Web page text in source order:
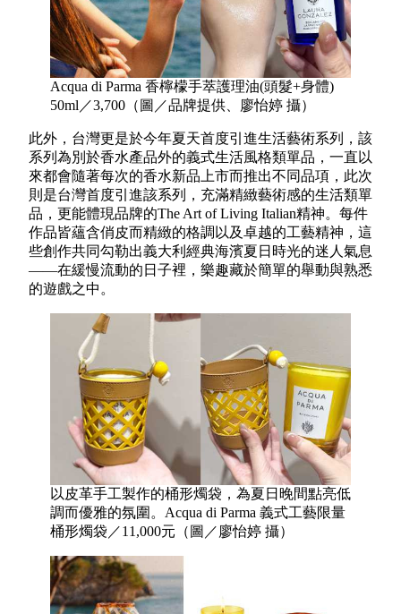
Acqua di Parma 香檸檬手萃護理油(頭髮+身體)
50ml／3,700（圖／品牌提供、廖怡婷 攝）
此外，台灣更是於今年夏天首度引進生活藝術系列，該
系列為別於香水產品外的義式生活風格類單品，一直以
來都會隨著每次的香水新品上市而推出不同品項，此次
則是台灣首度引進該系列，充滿精緻藝術感的生活類單
品，更能體現品牌的The Art of Living Italian精神。每件
作品皆蘊含俏皮而精緻的格調以及卓越的工藝精神，這
些創作共同勾勒出義大利經典海濱夏日時光的迷人氣息
——在緩慢流動的日子裡，樂趣藏於簡單的舉動與熟悉
的遊戲之中。
以皮革手工製作的桶形燭袋，為夏日晚間點亮低
調而優雅的氛圍。Acqua di Parma 義式工藝限量
桶形燭袋／11,000元（圖／廖怡婷 攝）